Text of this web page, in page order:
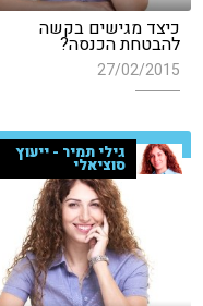
כיצד מגישים בקשה
להבטחת הכנסה?
27/02/2015
גילי תמיר - ייעוץ
סוציאלי